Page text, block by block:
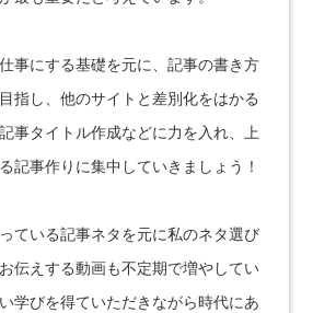
事にする基礎を元に、記事の書き方
指し、他のサイトと差別化をはかる
事タイトル作成などに力を入れ、上
記事作りに集中していきましょう！
ている記事ネタを元に私のネタ選び
伝えする動画も不定期で増やしてい
学びを得ていただきながら時代にあ